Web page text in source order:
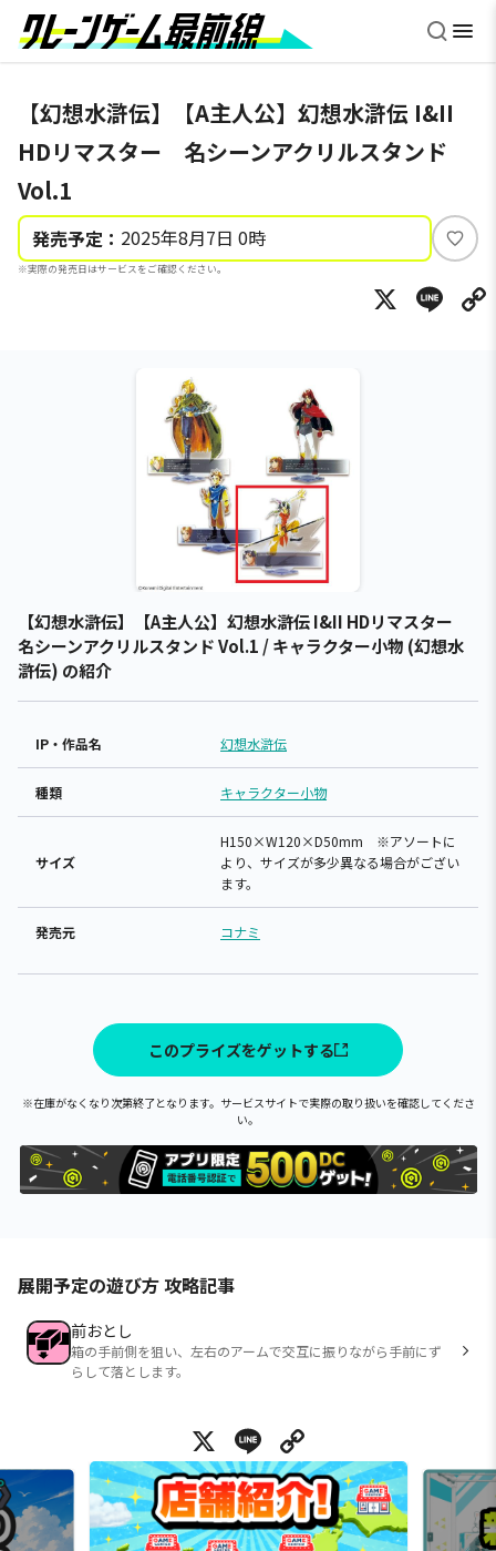
【幻想水滸伝】【A主人公】幻想水滸伝 I&II
HDリマスター 名シーンアクリルスタンド
Vol.1
発売予定： 2025年8月7日 0時
※実際の発売日はサービスをご確認ください。
い
ね
X
【幻想水滸伝】【A主人公】幻想水滸伝 I&II HDリマスター
名シーンアクリルスタンド Vol.1 / キャラクター小物 (幻想水
滸伝) の紹介
IP・作品名 幻想水滸伝
種類 キャラクター小物
サイズ
H150×W120×D50mm ※アソートに
より、サイズが多少異なる場合がござい
ます。
発売元 コナミ
このプライズをゲットする
※在庫がなくなり次第終了となります。サービスサイトで実際の取り扱いを確認してくださ
い。
展開予定の遊び方 攻略記事
前おとし
箱の手前側を狙い、左右のアームで交互に振りながら手前にず
らして落とします。
X Line